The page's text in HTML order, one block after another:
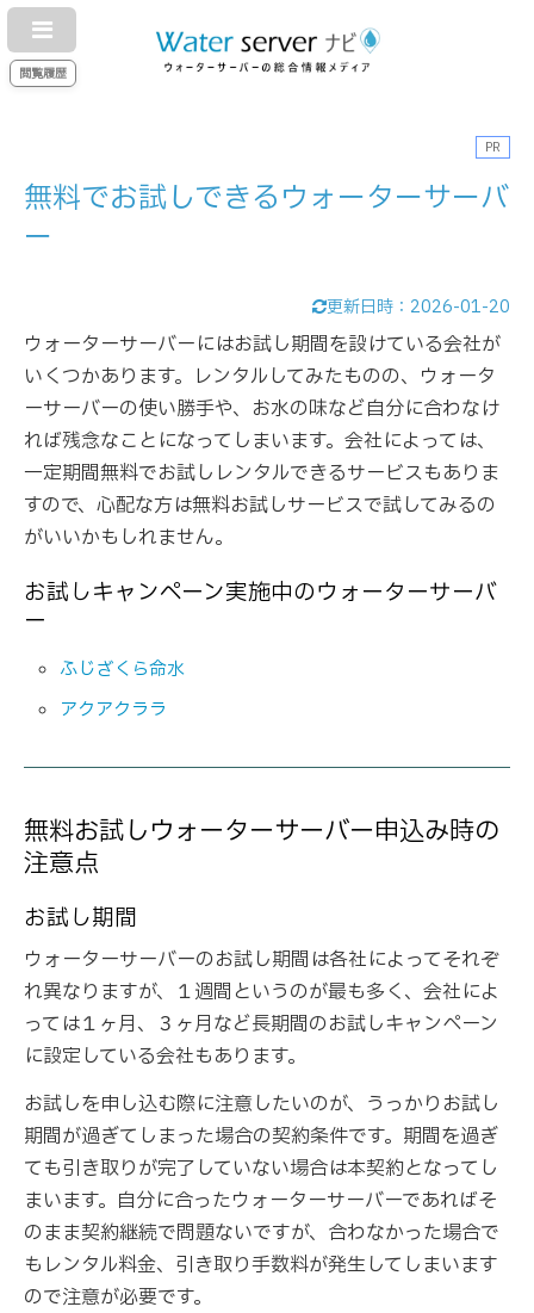
閲覧履歴
PR
無料でお試しできるウォーターサーバ
ー
更新日時： 2026-01-20
ウォーターサーバーにはお試し期間を設けている会社が
いくつかあります。レンタルしてみたものの、ウォータ
ーサーバーの使い勝手や、お水の味など自分に合わなけ
れば残念なことになってしまいます。会社によっては、
一定期間無料でお試しレンタルできるサービスもありま
すので、心配な方は無料お試しサービスで試してみるの
がいいかもしれません。
お試しキャンペーン実施中のウォーターサーバ
ー
ふじざくら命水
アクアクララ
無料お試しウォーターサーバー申込み時の
注意点
お試し期間
ウォーターサーバーのお試し期間は各社によってそれぞ
れ異なりますが、１週間というのが最も多く、会社によ
っては１ヶ月、３ヶ月など長期間のお試しキャンペーン
に設定している会社もあります。
お試しを申し込む際に注意したいのが、うっかりお試し
期間が過ぎてしまった場合の契約条件です。期間を過ぎ
ても引き取りが完了していない場合は本契約となってし
まいます。自分に合ったウォーターサーバーであればそ
のまま契約継続で問題ないですが、合わなかった場合で
もレンタル料金、引き取り手数料が発生してしまいます
ので注意が必要です。